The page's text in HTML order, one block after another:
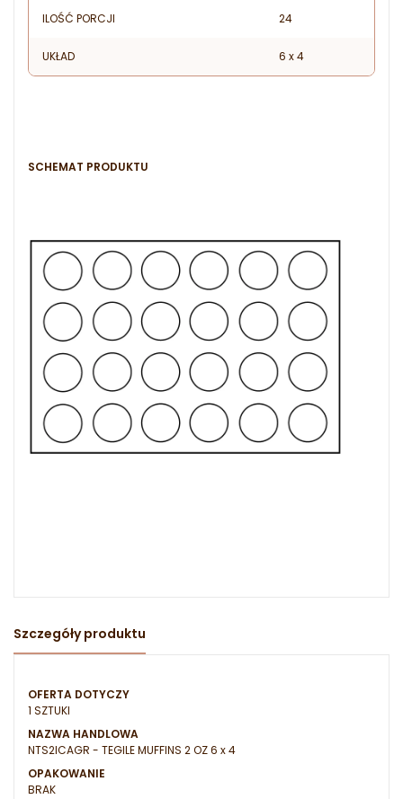
ILOŚĆ PORCJI 24
UKŁAD 6 x 4
SCHEMAT PRODUKTU
Szczegóły produktu
OFERTA DOTYCZY
1 SZTUKI
NAZWA HANDLOWA
NTS2ICAGR - TEGILE MUFFINS 2 OZ 6 x 4
OPAKOWANIE
BRAK